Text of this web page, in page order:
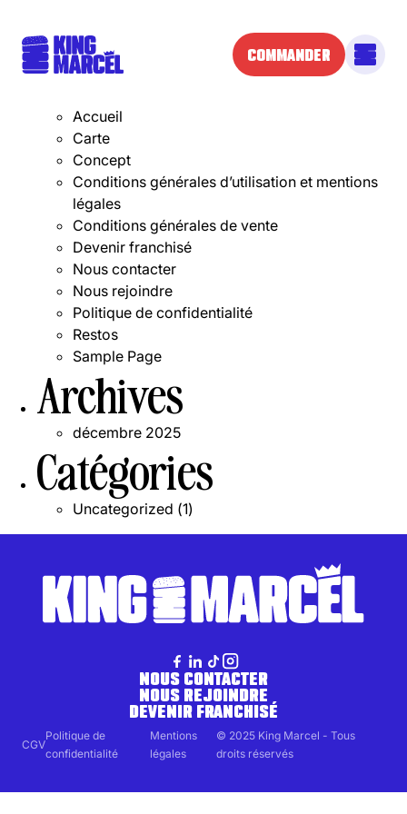
COMMANDER
Pages
Accueil
Carte
Concept
Conditions générales d’utilisation et mentions
légales
Conditions générales de vente
Devenir franchisé
Nous contacter
Nous rejoindre
Politique de confidentialité
Restos
Sample Page
Archives
décembre 2025
Catégories
Uncategorized (1)
NOUS CONTACTER
NOUS REJOINDRE
DEVENIR FRANCHISÉ
CGV
Politique de
confidentialité
Mentions
légales
© 2025 King Marcel - Tous
droits réservés